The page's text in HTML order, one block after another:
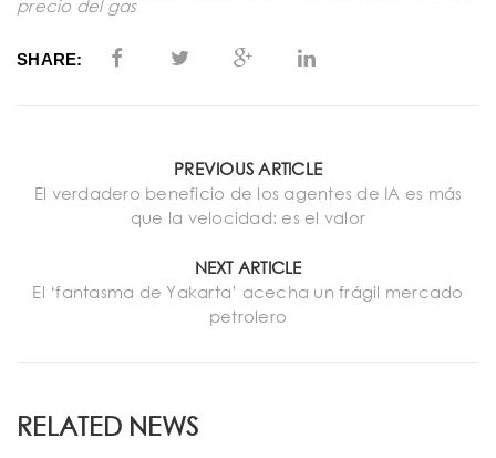
precio del gas
SHARE:
PREVIOUS ARTICLE
El verdadero beneficio de los agentes de IA es más
que la velocidad: es el valor
NEXT ARTICLE
El ‘fantasma de Yakarta’ acecha un frágil mercado
petrolero
RELATED NEWS